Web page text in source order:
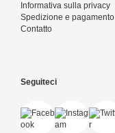
Informativa sulla privacy
Spedizione e pagamento
Contatto
Seguiteci